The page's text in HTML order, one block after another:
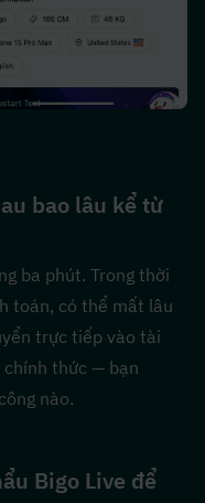
bao lâu kể từ
ba phút. Trong thời
toán, có thể mất lâu
trực tiếp vào tài
chính thức — bạn
nào.
Bigo Live để